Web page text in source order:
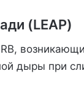
(LEAP)
дыры при